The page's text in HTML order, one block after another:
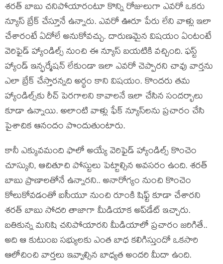
శరత్ బాబు చనిపోయారంటూ కొన్ని రోజులుగా ఎవరో ఒకరు
న్యూస్ బ్రేక్ చేస్తూనే ఉన్నారు. ఎవరో ఊరూ పేరు లేని వాళ్లు ఇలా
చేశారంటే ఏదోలే అనుకోవచ్చు. దారుణమైన విషయం ఏంటంటే
వెరిఫైడ్ హ్యాండిల్స్ నుంచి ఈ న్యూస్ బయటికి వచ్చింది. ఫస్ట్
హ్యాండ్ ఇన్ఫర్మేషన్ లేకుండా ఇలా ఎవరో చెప్పారని చావు వార్తను
ఎలా బ్రేక్ చేస్తారన్నది అర్థం కాని విషయం. కొందరు తమ
హ్యాండిల్స్‌కు రీచ్ పెరగాలని కావాలనే ఇలా చేసిన సందర్భాలు
కూడా ఉన్నాయి. అలాంటి వాళ్లు ఫేక్ న్యూస్‌లను ప్రచారం చేసి
పైశాచిక ఆనందం పొందుతుంటారు.
కానీ ఎక్కువమంది ఫాలో అయ్యే వెరిఫైడ్ హ్యాండిల్స్ కొంచెం
చూస్కుని, ఆచితూచి పోస్టులు పెట్టాల్సిన అవసరం ఉంది. శరత్
బాబు ప్రాణాలతోనే ఉన్నారని.. అనారోగ్యం నుంచి కొంచెం
కోలుకోవడంతో ఐసీయూ నుంచి రూంకి షిఫ్ట్ కూడా చేశారని
శరత్ బాబు సోదరి తాజాగా మీడియాక అప్‌డేట్ ఇచ్చారు.
బతికున్న మనిషి చనిపోయారని మీడియాలో ప్రచారం జరిగితే..
అది ఆ కుటుంబ సభ్యులకు ఎంత బాధ కలిగిస్తుందో ఒకసారి
ఆలోచించి వార్తలు ఇవ్వాల్సిన బాధ్యత అందరి మీదా ఉంది.